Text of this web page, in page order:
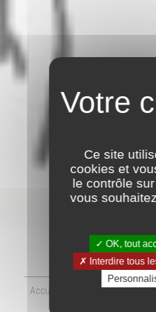
PROCÈS-
Accueil
Ce site
cookies et
le contrôle
vous
OK, tout
Interdire tous